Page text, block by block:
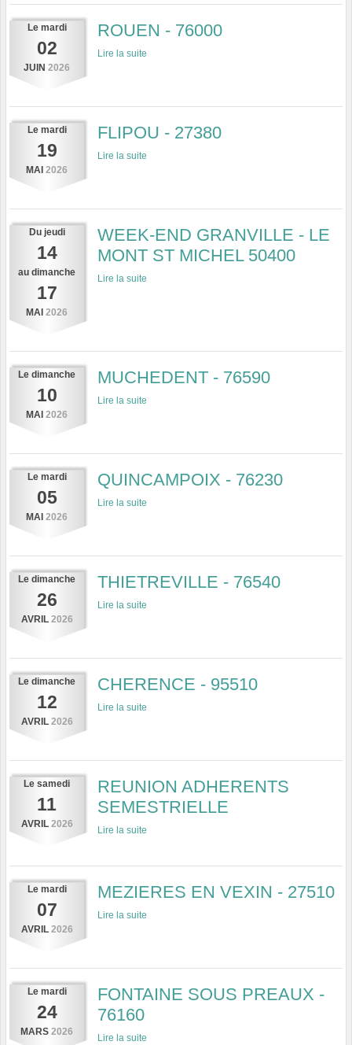
Le mardi
02
JUIN 2026
ROUEN - 76000
Lire la suite
Le mardi
19
MAI 2026
FLIPOU - 27380
Lire la suite
Du jeudi
14
au dimanche
17
MAI 2026
WEEK-END GRANVILLE - LE
MONT ST MICHEL 50400
Lire la suite
Le dimanche
10
MAI 2026
MUCHEDENT - 76590
Lire la suite
Le mardi
05
MAI 2026
QUINCAMPOIX - 76230
Lire la suite
Le dimanche
26
AVRIL 2026
THIETREVILLE - 76540
Lire la suite
Le dimanche
12
AVRIL 2026
CHERENCE - 95510
Lire la suite
Le samedi
11
AVRIL 2026
REUNION ADHERENTS
SEMESTRIELLE
Lire la suite
Le mardi
07
AVRIL 2026
MEZIERES EN VEXIN - 27510
Lire la suite
Le mardi
24
MARS 2026
FONTAINE SOUS PREAUX -
76160
Lire la suite